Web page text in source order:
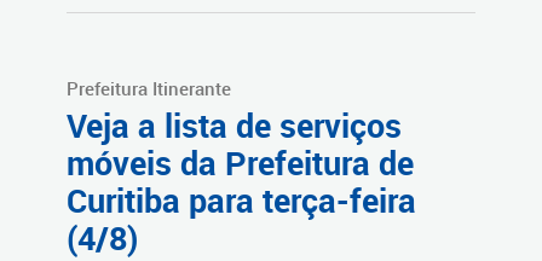
Prefeitura Itinerante
Veja a lista de serviços
móveis da Prefeitura de
Curitiba para terça-feira
(4/8)